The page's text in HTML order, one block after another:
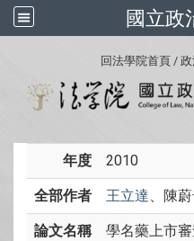
國立政
回法學院首頁 /
年度 2010
全部作者 王立達、陳
論文名稱
學名藥上市